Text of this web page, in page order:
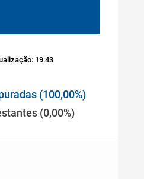
19:43
(100,00%)
(0,00%)